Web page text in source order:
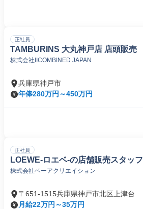
正社員
TAMBURINS 大丸神戸店 店頭販売
株式会社IICOMBINED JAPAN
兵庫県神戸市
年俸280万円～450万円
正社員
LOEWE-ロエベ-の店舗販売スタッフ
株式会社ベーアクリエイション
〒651-1515兵庫県神戸市北区上津台
月給22万円～35万円